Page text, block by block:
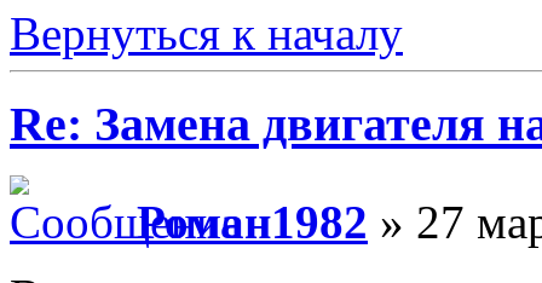
Вернуться к началу
Re: Замена двигателя
Роман1982 » 27